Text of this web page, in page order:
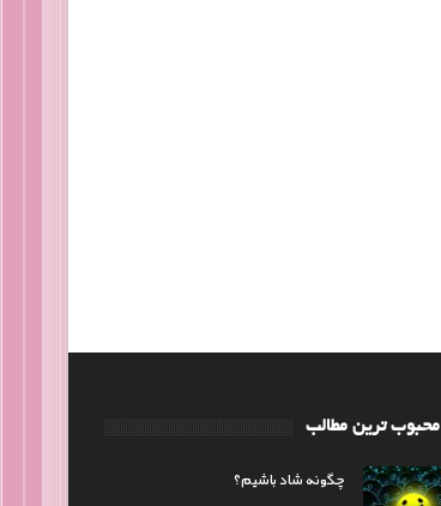
محبوب ترین مطالب
چگونه شاد باشیم؟